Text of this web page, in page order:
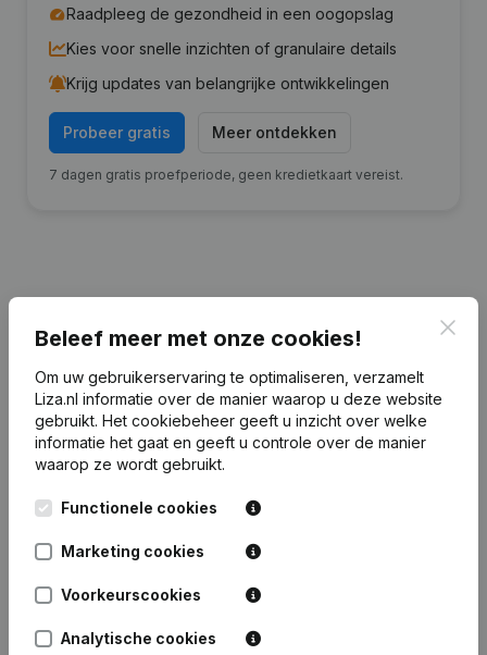
Raadpleeg de gezondheid in een oogopslag
Kies voor snelle inzichten of granulaire details
Krijg updates van belangrijke ontwikkelingen
Probeer gratis Meer ontdekken
7 dagen gratis proefperiode, geen kredietkaart vereist.
Heerkens
2023 2022 2021
vermogen
€25.993.308
Beleef meer met onze cookies!
Om uw gebruikerservaring te optimaliseren, verzamelt
Liza.nl informatie over de manier waarop u deze website
gebruikt. Het cookiebeheer geeft u inzicht over welke
informatie het gaat en geeft u controle over de manier
waarop ze wordt gebruikt.
Functionele cookies
Marketing cookies
Voorkeurscookies
Analytische cookies